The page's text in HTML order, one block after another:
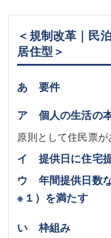
＜規制改革｜民
居住型＞
あ 要件
ア 個人の生活の
原則として住民票が
イ 提供日に住宅
ウ 年間提供日数
※１ ）を満たす
い 枠組み